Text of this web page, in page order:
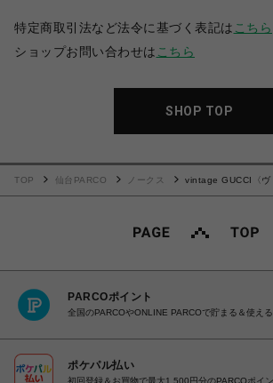
特定商取引法など法令に基づく表記は こちら
ショップお問い合わせは こちら
SHOP TOP
TOP 仙台PARCO ノークス
vintage GUCCI〈ヴ
PARCOポイント
全国のPARCOやONLINE PARCOで貯まる＆使える
ポケパル払い
初回登録＆お買物で最大1,500円分のPARCOポイ